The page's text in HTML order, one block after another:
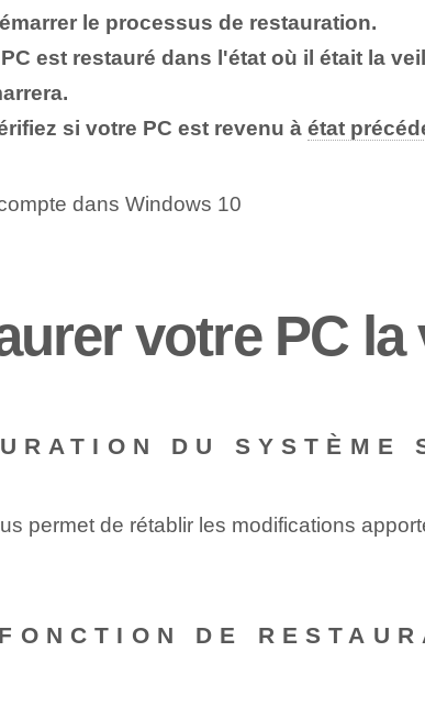
le processus de restauration.
est restauré dans l'état où il était la
si​ votre PC‌ est revenu à état
dans Windows 10
votre PC la
DU SYSTÈME
permet de rétablir les modifications
DE